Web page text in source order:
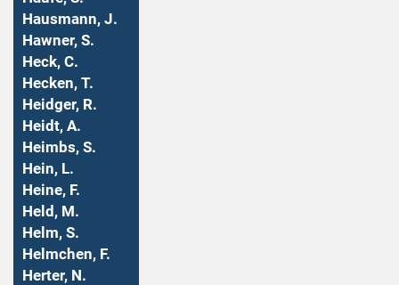
Hausmann, J.
Hawner, S.
Heck, C.
Hecken, T.
Heidger, R.
Heidt, A.
Heimbs, S.
Hein, L.
Heine, F.
Held, M.
Helm, S.
Helmchen, F.
Herter, N.